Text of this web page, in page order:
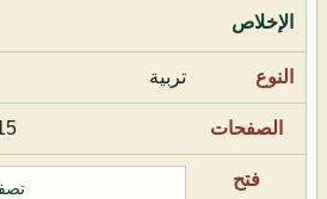
الإخلاص
تربية